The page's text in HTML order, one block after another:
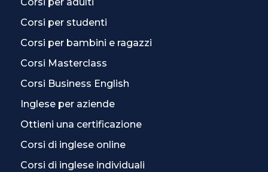
Corsi per studenti
Corsi per bambini e ragazzi
Corsi Masterclass
Corsi Business English
Inglese per aziende
Ottieni una certificazione
Corsi di inglese online
Corsi di inglese individuali